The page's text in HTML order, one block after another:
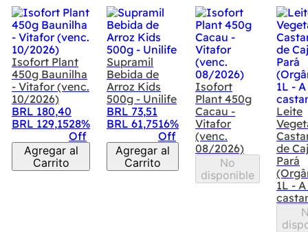
Isofort Plant
450g Baunilha
- Vitafor (venc.
10/2026)
BRL 180,40
BRL 129,1528%
Off
Agregar al
Carrito
Supramil
Bebida de
Arroz Kids
500g - Unilife
BRL 73,51
BRL 61,7516%
Off
Agregar al
Carrito
Isofort
Plant 450g
Cacau -
Vitafor
(venc.
08/2026)
No
disponible
Leite
de
Pará
1L -